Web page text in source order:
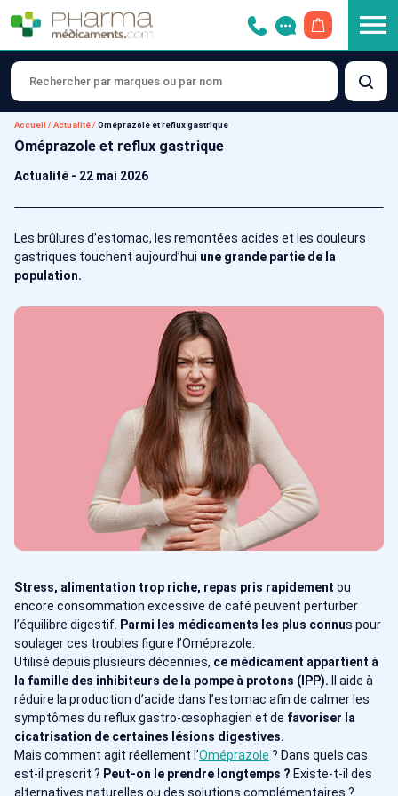
Accueil /Actualité/Oméprazole et reflux gastrique
Oméprazole et reflux gastrique
Actualité - 22 mai 2026
Les brûlures d’estomac, les remontées acides et les douleurs
gastriques touchent aujourd’hui une grande partie de la
population.
Stress, alimentation trop riche, repas pris rapidement ou
encore consommation excessive de café peuvent perturber
l’équilibre digestif. Parmi les médicaments les plus connus pour
soulager ces troubles figure l’Oméprazole.
Utilisé depuis plusieurs décennies, ce médicament appartient à
la famille des inhibiteurs de la pompe à protons (IPP). Il aide à
réduire la production d’acide dans l’estomac afin de calmer les
symptômes du reflux gastro-œsophagien et de favoriser la
cicatrisation de certaines lésions digestives.
Mais comment agit réellement l’Oméprazole ? Dans quels cas
est-il prescrit ? Peut-on le prendre longtemps ? Existe-t-il des
alternatives naturelles ou des solutions complémentaires ?